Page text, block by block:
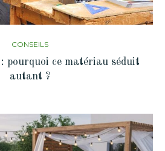
CONSEILS
pourquoi ce matériau séduit
autant ?